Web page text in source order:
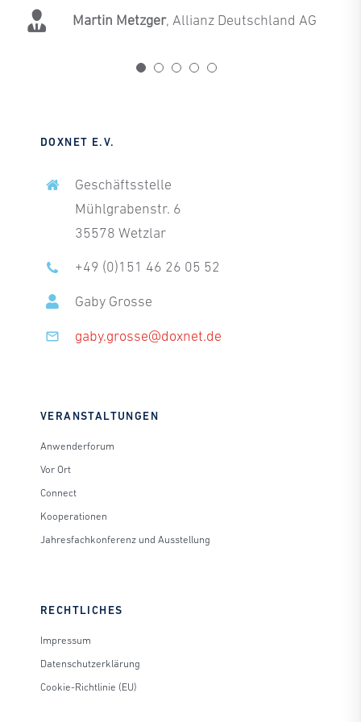
Martin Metzger, Allianz Deutschland AG
Ute van Heek LVM
Edwin Klemm Atruvia AG
DOXNET E.V.
Geschäftsstelle
Mühlgrabenstr. 6
35578 Wetzlar
+49 (0)151 46 26 05 52
Gaby Grosse
gaby.grosse@doxnet.de
VERANSTALTUNGEN
Anwenderforum
Vor Ort
Connect
Kooperationen
Jahresfachkonferenz und Ausstellung
RECHTLICHES
Impressum
Datenschutzerklärung
Cookie-Richtlinie (EU)